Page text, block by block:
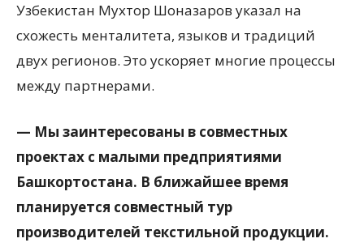
Узбекистан Мухтор Шоназаров указал на
схожесть менталитета, языков и традиций
двух регионов. Это ускоряет многие процессы
между партнерами.
— Мы заинтересованы в совместных
проектах с малыми предприятиями
Башкортостана. В ближайшее время
планируется совместный тур
производителей текстильной продукции.